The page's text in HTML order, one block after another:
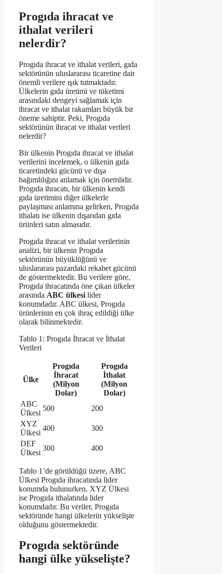
Progıda ihracat ve
ithalat verileri
nelerdir?
Progıda ihracat ve ithalat verileri, gıda
sektörünün uluslararası ticaretine dair
önemli verilere ışık tutmaktadır.
Ülkelerin gıda üretimi ve tüketimi
arasındaki dengeyi sağlamak için
ihracat ve ithalat rakamları büyük bir
öneme sahiptir. Peki, Progıda
sektörünün ihracat ve ithalat verileri
nelerdir?
Bir ülkenin Progıda ihracat ve ithalat
verilerini incelemek, o ülkenin gıda
ticaretindeki gücünü ve dışa
bağımlılığını anlamak için önemlidir.
Progıda ihracatı, bir ülkenin kendi
gıda üretimini diğer ülkelerle
paylaşması anlamına gelirken, Progıda
ithalatı ise ülkenin dışarıdan gıda
ürünleri satın almasıdır.
Progıda ihracat ve ithalat verilerinin
analizi, bir ülkenin Progıda
sektörünün büyüklüğünü ve
uluslararası pazardaki rekabet gücünü
de göstermektedir. Bu verilere göre,
Progıda ihracatında öne çıkan ülkeler
arasında ABC ülkesi lider
konumdadır. ABC ülkesi, Progıda
ürünlerinin en çok ihraç edildiği ülke
olarak bilinmektedir.
Tablo 1: Progıda İhracat ve İthalat
Verileri
Ülke
Progıda
İhracat
(Milyon
Dolar)
Progıda
İthalat
(Milyon
Dolar)
ABC
Ülkesi
500
200
XYZ
Ülkesi
400
300
DEF
Ülkesi
300 400
Tablo 1’de görüldüğü üzere, ABC
Ülkesi Progıda ihracatında lider
konumda bulunurken, XYZ Ülkesi
ise Progıda ithalatında lider
konumdadır. Bu veriler, Progıda
sektöründe hangi ülkelerin yükselişte
olduğunu göstermektedir.
Progıda sektöründe
hangi ülke yükselişte?